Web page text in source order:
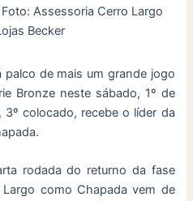
Assessoria Cerro Largo
Becker
palco de mais um grande jogo
Bronze neste sábado, 1º de
3º colocado, recebe o líder da
rodada do returno da fase
como Chapada vem de